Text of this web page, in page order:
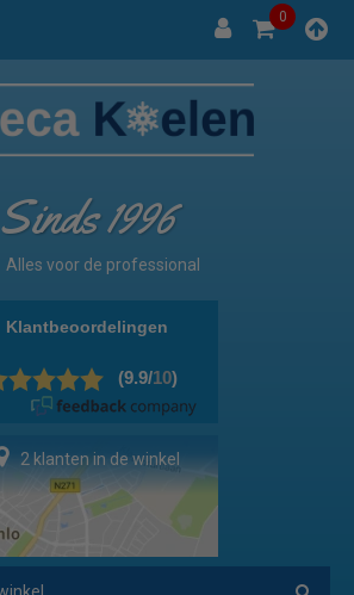
0
Sinds 1996
Alles voor de professional
2 klanten in de winkel